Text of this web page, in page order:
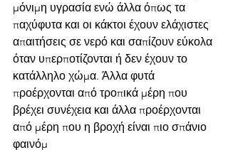
μόνιμη υγρασία ενώ άλλα όπως τα
παχύφυτα και οι κάκτοι έχουν ελάχιστες
απαιτήσεις σε νερό και σαπίζουν εύκολα
όταν υπερποτίζονται ή δεν έχουν το
κατάλληλο χώμα. Άλλα φυτά
προέρχονται από τροπικά μέρη που
βρέχει συνέχεια και άλλα προέρχονται
από μέρη που η βροχή είναι πιο σπάνιο
φαινόμ